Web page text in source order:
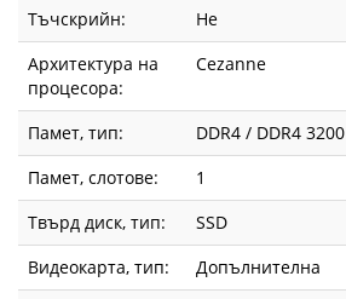
Тъчскрийн:
Не
Архитектура на
процесора:
Cezanne
Памет, тип:
DDR4 / DDR4 3200
Памет, слотове:
1
Твърд диск, тип:
SSD
Видеокарта, тип:
Допълнителна